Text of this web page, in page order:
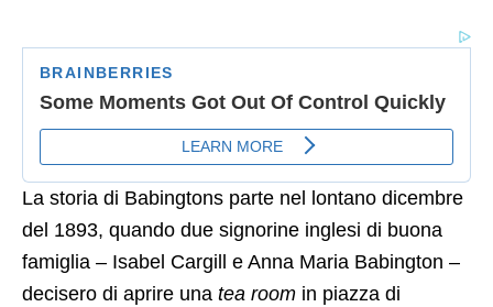
La storia di Babingtons parte nel lontano dicembre
del 1893, quando due signorine inglesi di buona
famiglia – Isabel Cargill e Anna Maria Babington –
decisero di aprire una tea room in piazza di